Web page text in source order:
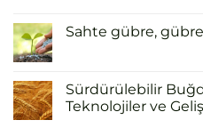
Sahte gübre,
Sürdürülebilir
Teknolojiler ve